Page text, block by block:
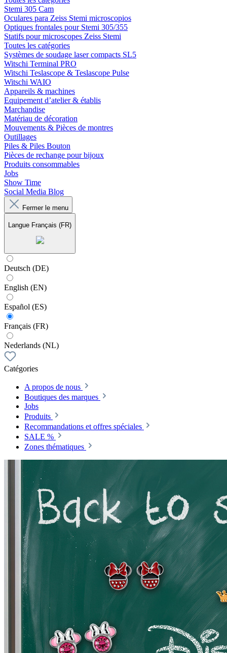
Stemi 305 Cam
Oculares para Zeiss Stemi microscopios
Optiques frontales pour Stemi 305/355
Statifs pour microscopes Zeiss Stemi
Toutes les catégories
Systèmes de soudage laser compacts SL5
Witschi Terminal PRO
Witschi Teslascope & Teslascope Pulse
Witschi WAIO
Appareils & machines
Equipement d’atelier & établis
Marchandise
Matériau de décoration
Mouvements & Pièces de montres
Outillages
Piles & Piles Bouton
Pièces de rechange pour bijoux
Produits consommables
Jobs
Show Time
Social Media Blog
Fermer le menu
Langue Français (FR)
Deutsch (DE)
English (EN)
Español (ES)
Français (FR)
Nederlands (NL)
Catégories
A propos de nous
Boutiques des marques
Jobs
Produits
Recommandations et offres spéciales
SALE %
Zones thématiques